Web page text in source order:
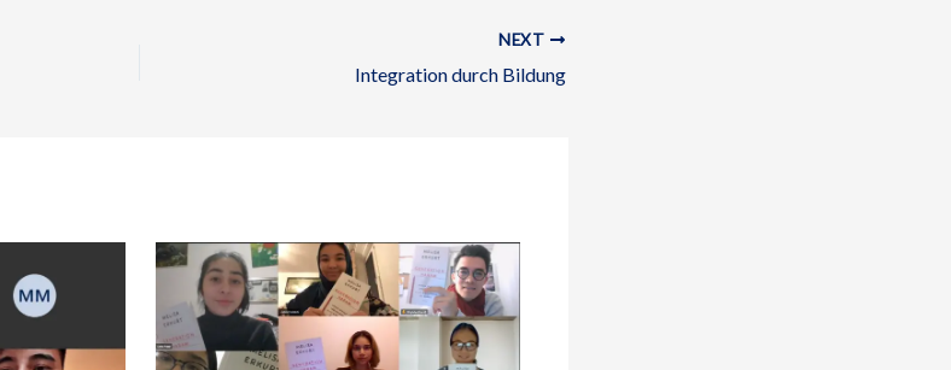
NEXT
Integration durch Bildung